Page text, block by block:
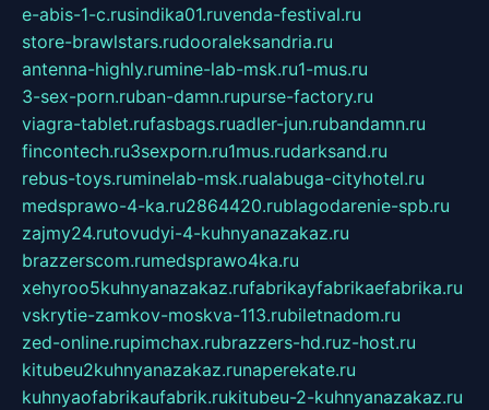
e-abis-1-c.rusindika01.ruvenda-festival.ru
store-brawlstars.rudooraleksandria.ru
antenna-highly.rumine-lab-msk.ru1-mus.ru
3-sex-porn.ruban-damn.rupurse-factory.ru
viagra-tablet.rufasbags.ruadler-jun.rubandamn.ru
fincontech.ru3sexporn.ru1mus.rudarksand.ru
rebus-toys.ruminelab-msk.rualabuga-cityhotel.ru
medsprawo-4-ka.ru2864420.rublagodarenie-spb.ru
zajmy24.rutovudyi-4-kuhnyanazakaz.ru
brazzerscom.rumedsprawo4ka.ru
xehyroo5kuhnyanazakaz.rufabrikayfabrikaefabrika.ru
vskrytie-zamkov-moskva-113.rubiletnadom.ru
zed-online.rupimchax.rubrazzers-hd.ruz-host.ru
kitubeu2kuhnyanazakaz.runaperekate.ru
kuhnyaofabrikaufabrik.rukitubeu-2-kuhnyanazakaz.ru